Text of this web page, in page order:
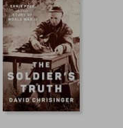
45%
dcto.